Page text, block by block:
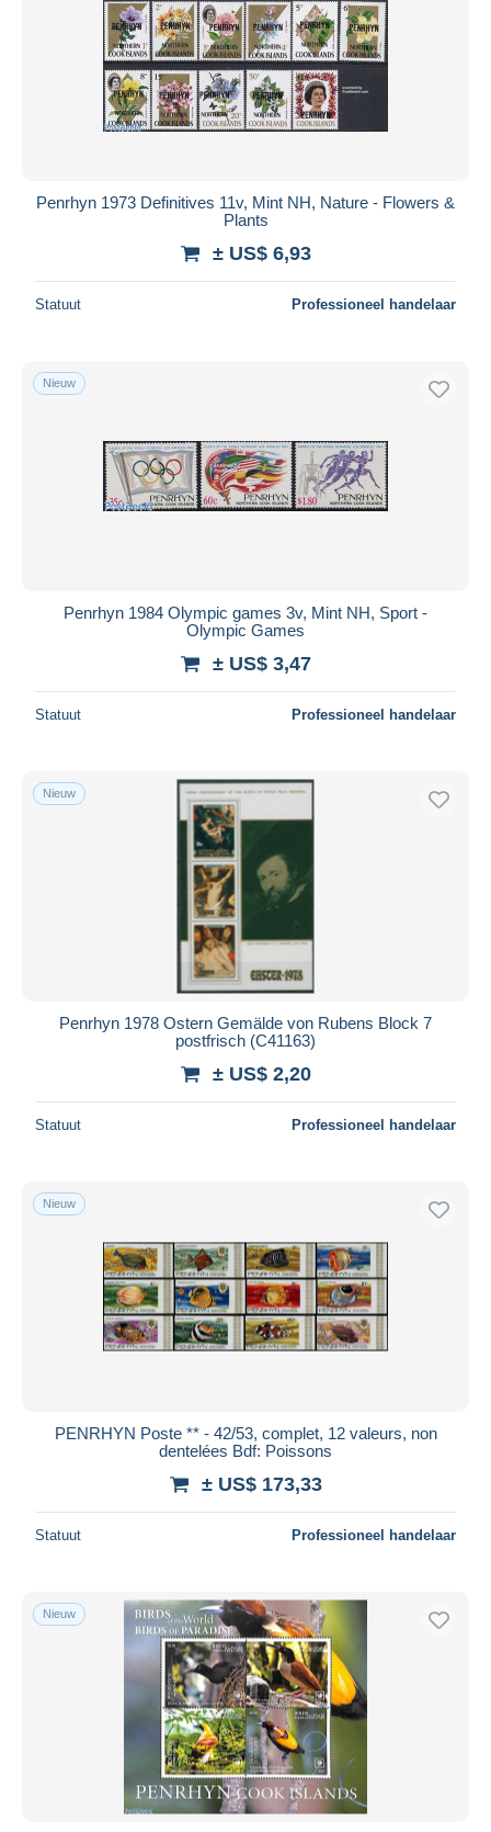
Penrhyn 1973 Definitives 11v, Mint NH, Nature - Flowers &
Plants
± US$ 6,93
Statuut Professioneel handelaar
Nieuw
Penrhyn 1984 Olympic games 3v, Mint NH, Sport -
Olympic Games
± US$ 3,47
Statuut Professioneel handelaar
Nieuw
Penrhyn 1978 Ostern Gemälde von Rubens Block 7
postfrisch (C41163)
± US$ 2,20
Statuut Professioneel handelaar
Nieuw
PENRHYN Poste ** - 42/53, complet, 12 valeurs, non
dentelées Bdf: Poissons
± US$ 173,33
Statuut Professioneel handelaar
Nieuw